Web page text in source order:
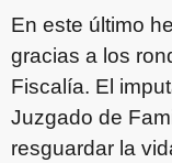
En este último
gracias a los
Fiscalía. El
Juzgado de
resguardar la